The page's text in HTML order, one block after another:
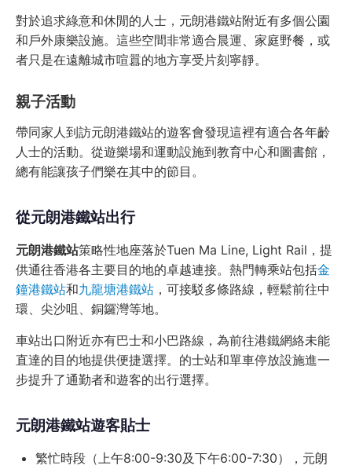
對於追求綠意和休閒的人士，元朗港鐵站附近有多個公園
和戶外康樂設施。這些空間非常適合晨運、家庭野餐，或
者只是在遠離城市喧囂的地方享受片刻寧靜。
親子活動
帶同家人到訪元朗港鐵站的遊客會發現這裡有適合各年齡
人士的活動。從遊樂場和運動設施到教育中心和圖書館，
總有能讓孩子們樂在其中的節目。
從元朗港鐵站出行
元朗港鐵站策略性地座落於Tuen Ma Line, Light Rail，提
供通往香港各主要目的地的卓越連接。熱門轉乘站包括金
鐘港鐵站和九龍塘港鐵站 ，可接駁多條路線，輕鬆前往中
環、尖沙咀、銅鑼灣等地。
車站出口附近亦有巴士和小巴路線，為前往港鐵網絡未能
直達的目的地提供便捷選擇。的士站和單車停放設施進一
步提升了通勤者和遊客的出行選擇。
元朗港鐵站遊客貼士
繁忙時段（上午8:00-9:30及下午6:00-7:30），元朗